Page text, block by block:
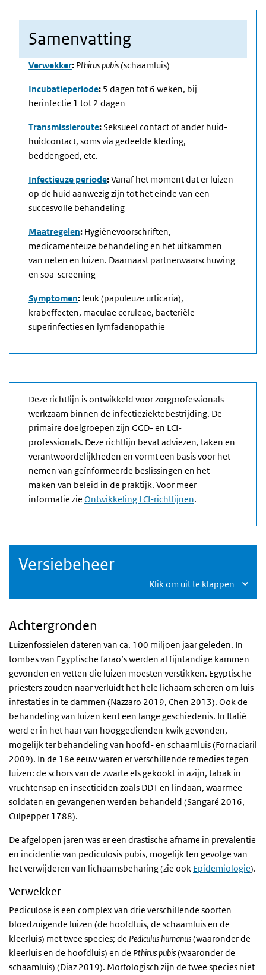
Samenvatting
Verwekker: Pthirus pubis(schaamluis)
Incubatieperiode: 5 dagen tot 6 weken, bij
herinfectie 1 tot 2 dagen
Transmissieroute:Seksueel contact of ander huid-
huidcontact, soms via gedeelde kleding,
beddengoed, etc.
Infectieuze periode:Vanaf het moment dat er luizen
op de huid aanwezig zijn tot het einde van een
succesvolle behandeling
Maatregelen: Hygiënevoorschriften,
medicamenteuze behandeling en het uitkammen
van neten en luizen. Daarnaast partnerwaarschuwing
en soa-screening
Symptomen:Jeuk (papuleuze urticaria),
krabeffecten, maculae ceruleae, bacteriële
superinfecties en lymfadenopathie
Deze richtlijn is ontwikkeld voor zorgprofessionals
werkzaam binnen de infectieziektebestrijding. De
primaire doelgroepen zijn GGD- en LCI-
professionals. Deze richtlijn bevat adviezen, taken en
verantwoordelijkheden en vormt een basis voor het
nemen van geïnformeerde beslissingen en het
maken van beleid in de praktijk. Voor meer
informatie zie Ontwikkeling LCI-richtlijnen.
Versiebeheer
Klik om uit te klappen
Achtergronden
Luizenfossielen dateren van ca. 100 miljoen jaar geleden. In
tombes van Egyptische farao’s werden al fijntandige kammen
gevonden en vetten die luizen moesten verstikken. Egyptische
priesters zouden naar verluidt het hele lichaam scheren om luis-
infestaties in te dammen (Nazzaro 2019, Chen 2013). Ook de
behandeling van luizen kent een lange geschiedenis. In Italië
werd er in het haar van hooggedienden kwik gevonden,
mogelijk ter behandeling van hoofd- en schaamluis (Fornaciaril
2009). In de 18e eeuw waren er verschillende remedies tegen
luizen: de schors van de zwarte els gekookt in azijn, tabak in
vruchtensap en insecticiden zoals DDT en lindaan, waarmee
soldaten en gevangenen werden behandeld (Sangaré 2016,
Culpepper 1788).
De afgelopen jaren was er een drastische afname in prevalentie
en incidentie van pediculosis pubis, mogelijk ten gevolge van
het verwijderen van lichaamsbeharing (zie ook Epidemiologie).
Verwekker
Pediculose is een complex van drie verschillende soorten
bloedzuigende luizen (de hoofdluis, de schaamluis en de
kleerluis) met twee species; de Pediculus humanus(waaronder de
kleerluis en de hoofdluis) en de Pthirus pubis(waaronder de
schaamluis) (Diaz 2019). Morfologisch zijn de twee species niet